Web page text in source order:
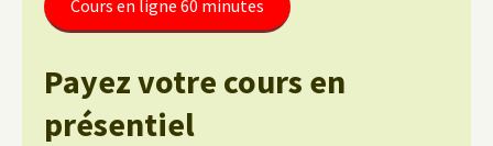
Cours en ligne 60 minutes
Payez votre cours en
présentiel